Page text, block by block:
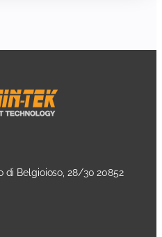
di Belgioioso, 28/30 20852